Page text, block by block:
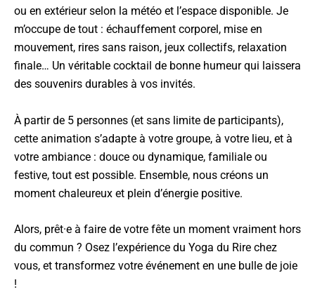
ou en extérieur selon la météo et l’espace disponible. Je
m’occupe de tout : échauffement corporel, mise en
mouvement, rires sans raison, jeux collectifs, relaxation
finale… Un véritable cocktail de bonne humeur qui laissera
des souvenirs durables à vos invités.
À partir de 5 personnes (et sans limite de participants),
cette animation s’adapte à votre groupe, à votre lieu, et à
votre ambiance : douce ou dynamique, familiale ou
festive, tout est possible. Ensemble, nous créons un
moment chaleureux et plein d’énergie positive.
Alors, prêt·e à faire de votre fête un moment vraiment hors
du commun ? Osez l’expérience du Yoga du Rire chez
vous, et transformez votre événement en une bulle de joie
!